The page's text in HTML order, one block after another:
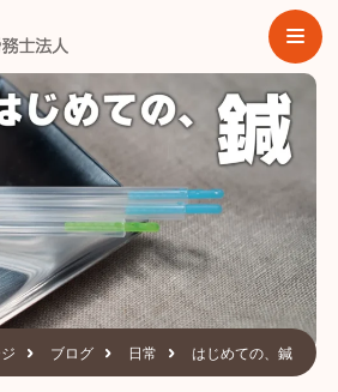
ブログ 日常 はじめての、鍼